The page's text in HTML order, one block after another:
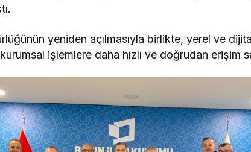
yeniden açılmasıyla birlikte, yerel ve dijital
işlemlere daha hızlı ve doğrudan erişim